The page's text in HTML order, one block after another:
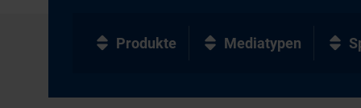
Produkte Mediatypen